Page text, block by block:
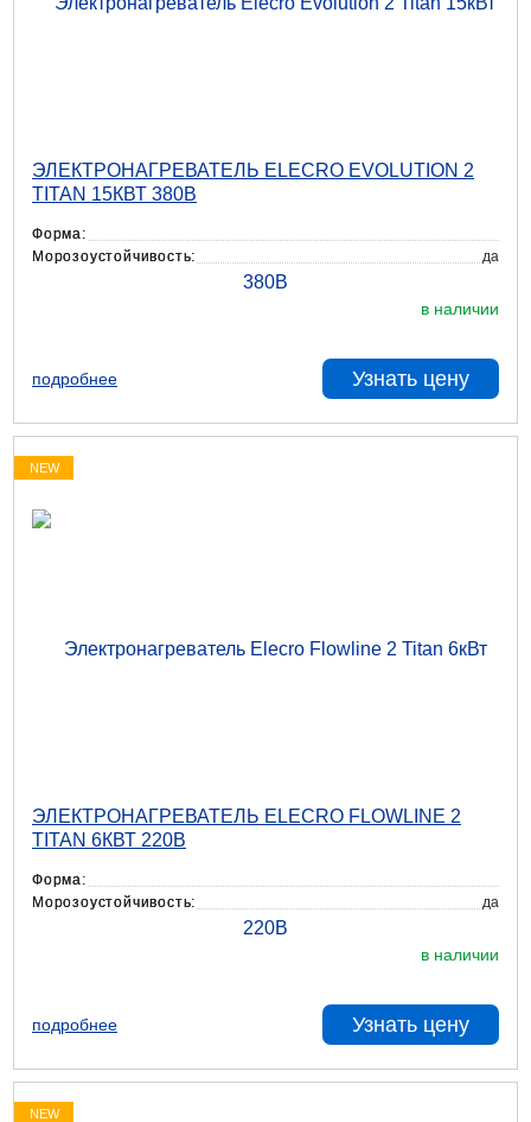
ЭЛЕКТРОНАГРЕВАТЕЛЬ ELECRO EVOLUTION 2
TITAN 15КВТ 380В
Форма:
Морозоустойчивость:
да
в наличии
подробнее Узнать цену
NEW
ЭЛЕКТРОНАГРЕВАТЕЛЬ ELECRO FLOWLINE 2
TITAN 6КВТ 220В
Форма:
Морозоустойчивость:
да
в наличии
подробнее Узнать цену
NEW